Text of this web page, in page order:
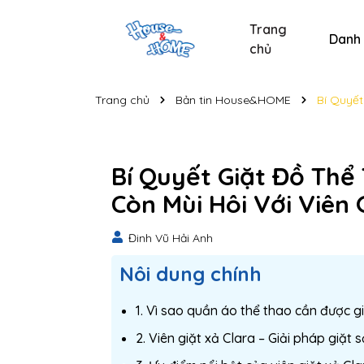
Trang
chủ
Trang chủ Bản tin House&HOME Bí
Bí Quyết Giặt Đồ Thể
Còn Mùi Hôi Với Viên
Đinh Vũ Hải Anh
Nôi dung chính
1. Vì sao quần áo thể thao cần được
2. Viên giặt xả Clara – Giải pháp giặt